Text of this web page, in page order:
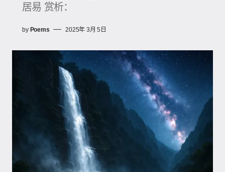
居易 赏析：
by Poems 2025年 3月 5日